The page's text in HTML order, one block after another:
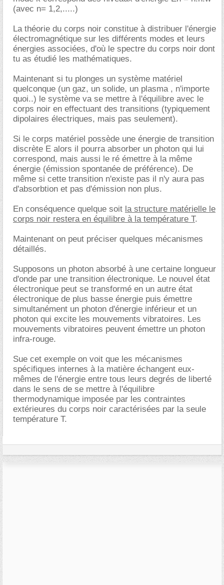
(avec n= 1,2,.....)
La théorie du corps noir constitue à distribuer l'énergie
électromagnétique sur les différents modes et leurs
énergies associées, d'où le spectre du corps noir dont
tu as étudié les mathématiques.
Maintenant si tu plonges un système matériel
quelconque (un gaz, un solide, un plasma , n'importe
quoi..) le système va se mettre à l'équilibre avec le
corps noir en effectuant des transitions (typiquement
dipolaires électriques, mais pas seulement).
Si le corps matériel possède une énergie de transition
discrète E alors il pourra absorber un photon qui lui
correspond, mais aussi le ré émettre à la même
énergie (émission spontanée de préférence). De
même si cette transition n'existe pas il n'y aura pas
d'absorbtion et pas d'émission non plus.
En conséquence quelque soit la structure matérielle le
corps noir restera en équilibre à la température T.
Maintenant on peut préciser quelques mécanismes
détaillés.
Supposons un photon absorbé à une certaine longueur
d'onde par une transition électronique. Le nouvel état
électronique peut se transformé en un autre état
électronique de plus basse énergie puis émettre
simultanément un photon d'énergie inférieur et un
photon qui excite les mouvements vibratoires. Les
mouvements vibratoires peuvent émettre un photon
infra-rouge.
Sue cet exemple on voit que les mécanismes
spécifiques internes à la matière échangent eux-
mêmes de l'énergie entre tous leurs degrés de liberté
dans le sens de se mettre à l'équilibre
thermodynamique imposée par les contraintes
extérieures du corps noir caractérisées par la seule
température T.